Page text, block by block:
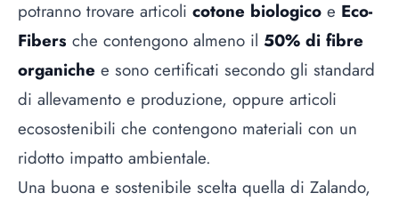
potranno trovare articoli cotone biologico e Eco-
Fibers che contengono almeno il 50% di fibre
organiche e sono certificati secondo gli standard
di allevamento e produzione, oppure articoli
ecosostenibili che contengono materiali con un
ridotto impatto ambientale.
Una buona e sostenibile scelta quella di Zalando,